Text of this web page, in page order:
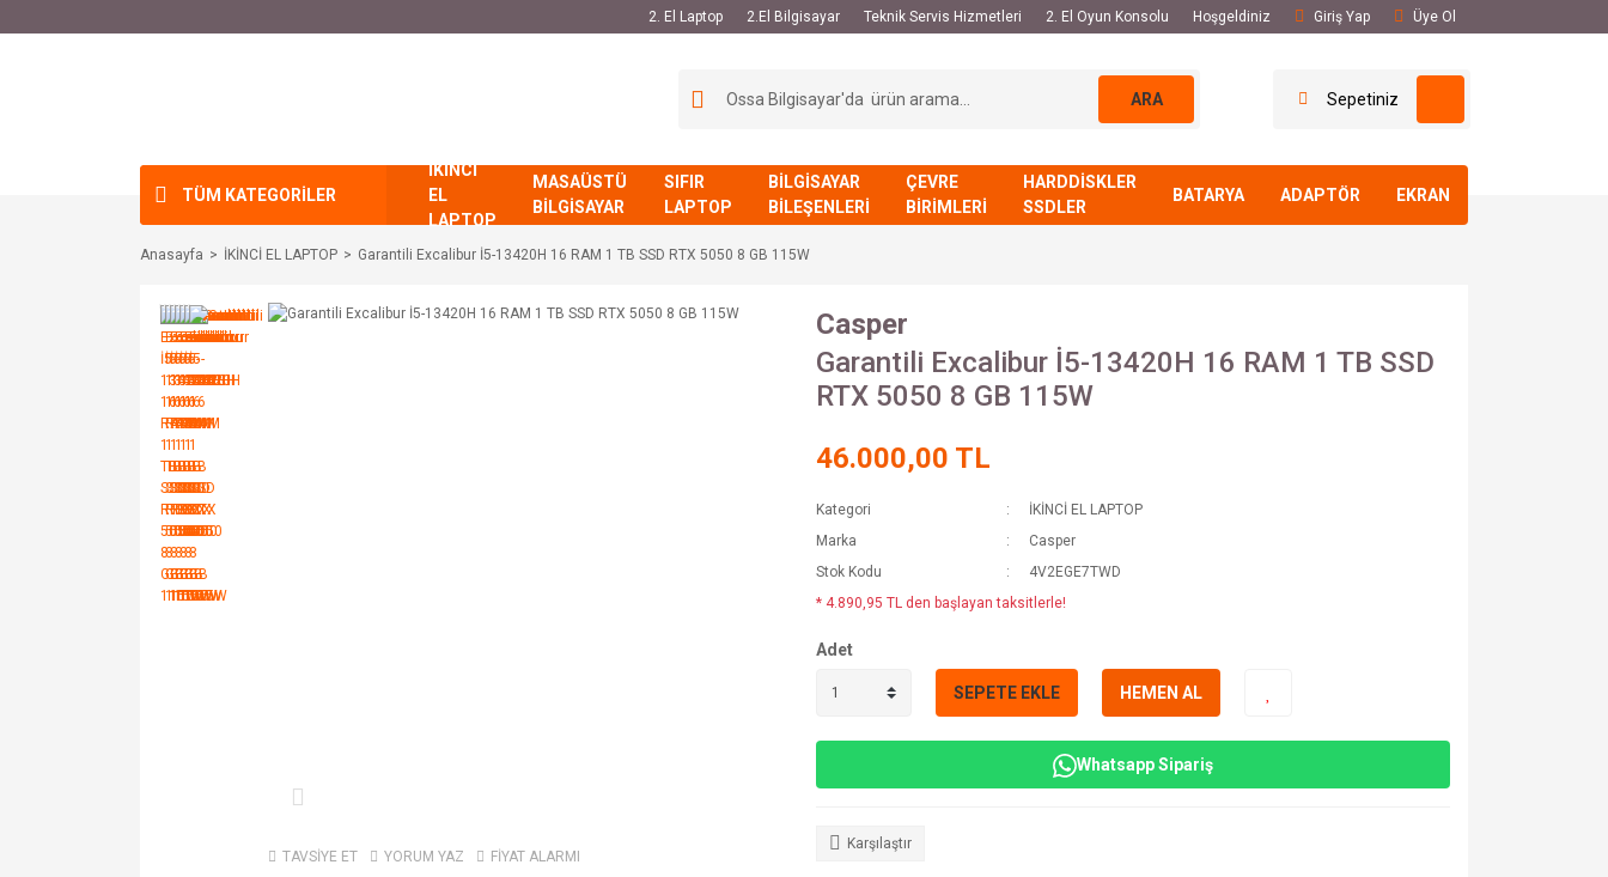
2. El Laptop 2.El Bilgisayar Teknik Servis Hizmetleri 2. El Oyun Konsolu Hoşgeldiniz Giriş Yap Üye Ol
ARA Sepetiniz
TÜM KATEGORİLER
İKİNCİ
EL
LAPTOP
MASAÜSTÜ
BİLGİSAYAR
SIFIR
LAPTOP
BİLGİSAYAR
BİLEŞENLERİ
ÇEVRE
BİRİMLERİ
HARDDİSKLER
SSDLER
BATARYA ADAPTÖR EKRAN
Anasayfa İKİNCİ EL LAPTOP Garantili Excalibur İ5-13420H 16 RAM 1 TB SSD RTX 5050 8 GB 115W
TAVSİYE ET YORUM YAZ FİYAT ALARMI
Casper
Garantili Excalibur İ5-13420H 16 RAM 1 TB SSD
RTX 5050 8 GB 115W
46.000,00 TL
Kategori
İKİNCİ EL LAPTOP
Marka
Casper
Stok Kodu
4V2EGE7TWD
* 4.890,95 TL den başlayan taksitlerle!
Adet
SEPETE EKLE HEMEN AL
Whatsapp Sipariş
Karşılaştır